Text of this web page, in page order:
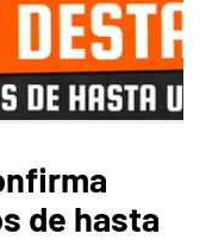
de hasta